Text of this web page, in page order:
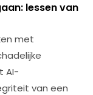
lessen van
met
AI-
van een